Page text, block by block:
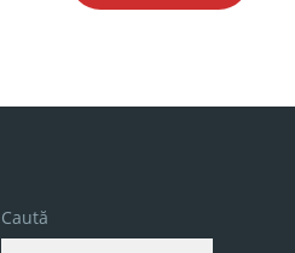
Caută